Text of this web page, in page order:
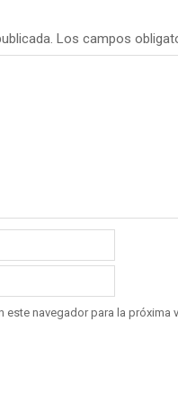
Los campos
navegador para la próxima